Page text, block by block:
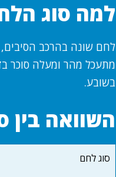
למה סוג
לחם שונה בהרכב הסיבים,
מתעכל מהר ומעלה סוכר
בשובע.
השוואה בין
סוג לחם